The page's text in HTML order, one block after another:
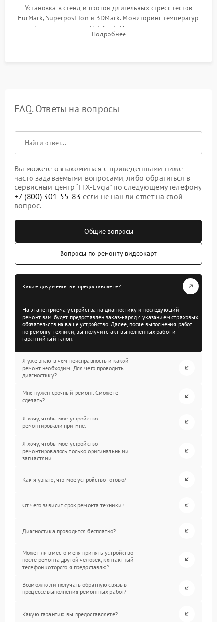
Установка в стенд и прогон длительных стресс-тестов
FurMark, Superposition и 3DMark. Мониторинг температур
графического чипа и Hot Spot. Проверка на отсутствие
артефактов изображения, вылетов драйвера и зависаний.
Подробнее
FAQ. Ответы на вопросы
Вы можете ознакомиться с приведенными ниже
часто задаваемыми вопросами, либо обратиться в
сервисный центр “FIX-Evga” по следующему телефону
+7 (800) 301-55-83 если не нашли ответ на свой
вопрос.
Общие вопросы
Вопросы по ремонту видеокарт
Какие документы вы предоставляете?
На этапе приема устройства на диагностику и последующий
ремонт вам будет предоставлен заказ-наряд с указанием страховых
обязательств на ваше устройство. Далее, после выполнения работ
по ремонту техники, вы получите акт выполненных работ и
гарантийный талон.
Я уже знаю в чем неисправность и какой
ремонт необходим. Для чего проводить
диагностику?
Мне нужен срочный ремонт. Сможете
сделать?
Я хочу, чтобы мое устройство
ремонтировали при мне.
Я хочу, чтобы мое устройство
ремонтировалось только оригинальными
запчастями.
Как я узнаю, что мое устройство готово?
От чего зависит срок ремонта техники?
Диагностика проводится бесплатно?
Может ли вместо меня принять устройство
после ремонта другой человек, контактный
телефон которого я предоставлю?
Возможно ли получать обратную связь в
процессе выполнения ремонтных работ?
Какую гарантию вы предоставляете?